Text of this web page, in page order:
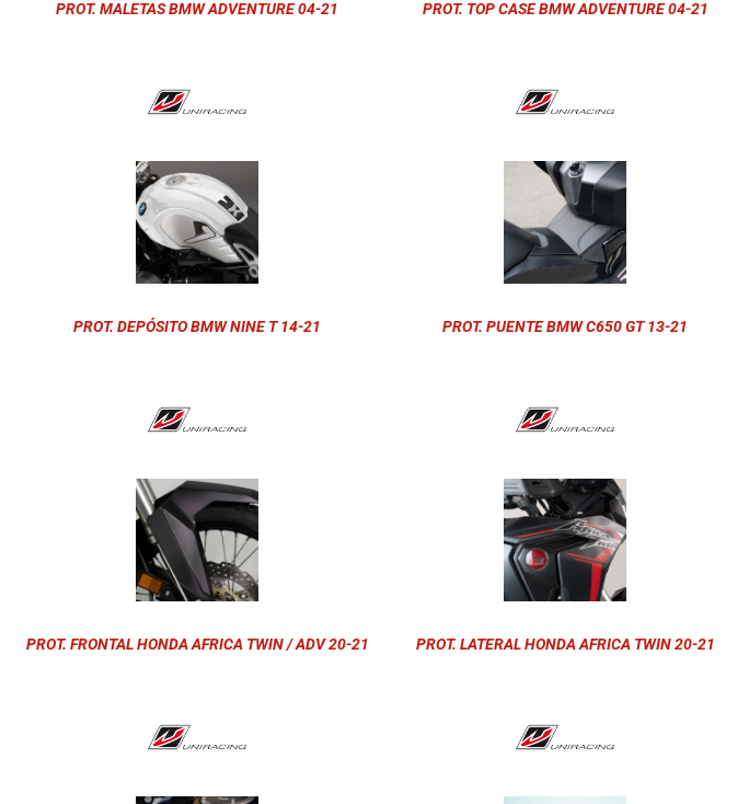
PROT. MALETAS BMW ADVENTURE 04-21 PROT. TOP CASE BMW ADVENTURE 04-21
PROT. DEPÓSITO BMW NINE T 14-21 PROT. PUENTE BMW C650 GT 13-21
PROT. FRONTAL HONDA AFRICA TWIN / ADV 20-21 PROT. LATERAL HONDA AFRICA TWIN 20-21